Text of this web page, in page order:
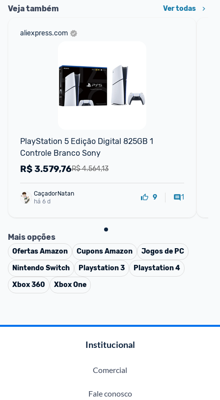
Veja também Ver todas
aliexpress.com
PlayStation 5 Edição Digital 825GB 1
Controle Branco Sony
R$ 4.564,13
R$3.579,76
CaçadorNatan
há 6 d
9 1
Mais opções
OfertasAmazon CuponsAmazon
Jogos de PC
Nintendo Switch
Playstation 3
Playstation 4
Xbox 360
Xbox One
Institucional
Comercial
Fale conosco